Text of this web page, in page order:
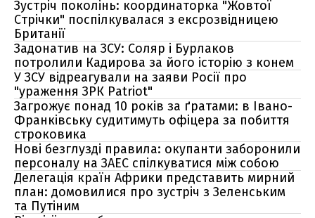
Зустріч поколінь: координаторка "Жовтої
Стрічки" поспілкувалася з ексрозвідницею
Британії
Задонатив на ЗСУ: Соляр і Бурлаков
потролили Кадирова за його історію з конем
У ЗСУ відреагували на заяви Росії про
"ураження ЗРК Patriot"
Загрожує понад 10 років за ґратами: в Івано-
Франківську судитимуть офіцера за побиття
строковика
Нові безглузді правила: окупанти заборонили
персоналу на ЗАЕС спілкуватися між собою
Делегація країн Африки представить мирний
план: домовилися про зустріч з Зеленським
та Путіним